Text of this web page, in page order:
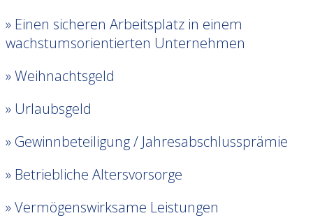
» Einen sicheren Arbeitsplatz in einem
wachstumsorientierten Unternehmen
» Weihnachtsgeld
» Urlaubsgeld
» Gewinnbeteiligung / Jahresabschlussprämie
» Betriebliche Altersvorsorge
» Vermögenswirksame Leistungen